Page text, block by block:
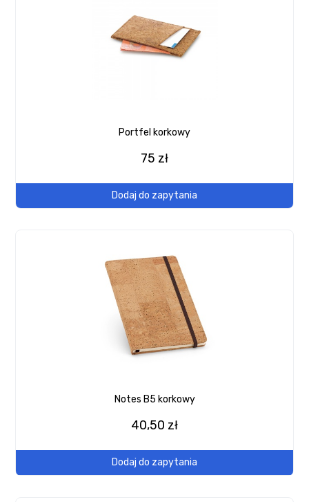
Portfel korkowy
75 zł
Dodaj do zapytania
Notes B5 korkowy
40,50 zł
Dodaj do zapytania